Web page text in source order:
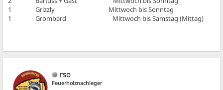
1 Grizzly Mittwoch bis Sonntag
1 Grombard Mittwoch bis Samstag (Mittag)
rso
Feuerholznachleger